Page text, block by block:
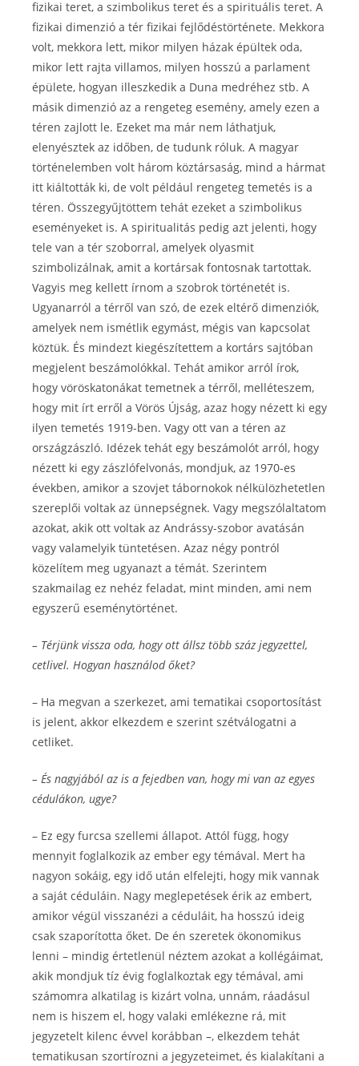
fizikai teret, a szimbolikus teret és a spirituális teret. A
fizikai dimenzió a tér fizikai fejlődéstörténete. Mekkora
volt, mekkora lett, mikor milyen házak épültek oda,
mikor lett rajta villamos, milyen hosszú a parlament
épülete, hogyan illeszkedik a Duna medréhez stb. A
másik dimenzió az a rengeteg esemény, amely ezen a
téren zajlott le. Ezeket ma már nem láthatjuk,
elenyésztek az időben, de tudunk róluk. A magyar
történelemben volt három köztársaság, mind a hármat
itt kiáltották ki, de volt például rengeteg temetés is a
téren. Összegyűjtöttem tehát ezeket a szimbolikus
eseményeket is. A spiritualitás pedig azt jelenti, hogy
tele van a tér szoborral, amelyek olyasmit
szimbolizálnak, amit a kortársak fontosnak tartottak.
Vagyis meg kellett írnom a szobrok történetét is.
Ugyanarról a térről van szó, de ezek eltérő dimenziók,
amelyek nem ismétlik egymást, mégis van kapcsolat
köztük. És mindezt kiegészítettem a kortárs sajtóban
megjelent beszámolókkal. Tehát amikor arról írok,
hogy vöröskatonákat temetnek a térről, melléteszem,
hogy mit írt erről a Vörös Újság, azaz hogy nézett ki egy
ilyen temetés 1919-ben. Vagy ott van a téren az
országzászló. Idézek tehát egy beszámolót arról, hogy
nézett ki egy zászlófelvonás, mondjuk, az 1970-es
években, amikor a szovjet tábornokok nélkülözhetetlen
szereplői voltak az ünnepségnek. Vagy megszólaltatom
azokat, akik ott voltak az Andrássy-szobor avatásán
vagy valamelyik tüntetésen. Azaz négy pontról
közelítem meg ugyanazt a témát. Szerintem
szakmailag ez nehéz feladat, mint minden, ami nem
egyszerű eseménytörténet.
– Térjünk vissza oda, hogy ott állsz több száz jegyzettel,
cetlivel. Hogyan használod őket?
– Ha megvan a szerkezet, ami tematikai csoportosítást
is jelent, akkor elkezdem e szerint szétválogatni a
cetliket.
– És nagyjából az is a fejedben van, hogy mi van az egyes
cédulákon, ugye?
– Ez egy furcsa szellemi állapot. Attól függ, hogy
mennyit foglalkozik az ember egy témával. Mert ha
nagyon sokáig, egy idő után elfelejti, hogy mik vannak
a saját céduláin. Nagy meglepetések érik az embert,
amikor végül visszanézi a céduláit, ha hosszú ideig
csak szaporította őket. De én szeretek ökonomikus
lenni – mindig értetlenül néztem azokat a kollégáimat,
akik mondjuk tíz évig foglalkoztak egy témával, ami
számomra alkatilag is kizárt volna, unnám, ráadásul
nem is hiszem el, hogy valaki emlékezne rá, mit
jegyzetelt kilenc évvel korábban –, elkezdem tehát
tematikusan szortírozni a jegyzeteimet, és kialakítani a